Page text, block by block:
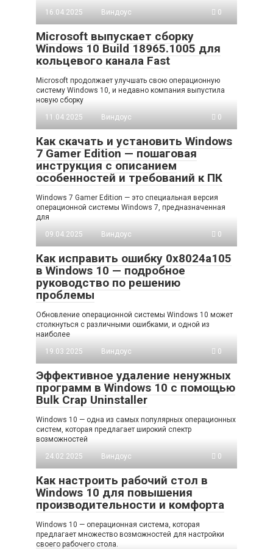
16.04.2025
Виндоус 0
Microsoft выпускает сборку
Windows 10 Build 18965.1005 для
кольцевого канала Fast
Microsoft продолжает улучшать свою операционную
систему Windows 10, и недавно компания выпустила
новую сборку
11.04.2025
Виндоус 0
Как скачать и установить Windows
7 Gamer Edition — пошаговая
инструкция с описанием
особенностей и требований к ПК
Windows 7 Gamer Edition — это специальная версия
операционной системы Windows 7, предназначенная
для
09.04.2025
Виндоус 0
Как исправить ошибку 0x8024a105
в Windows 10 — подробное
руководство по решению
проблемы
Обновление операционной системы Windows 10 может
столкнуться с различными ошибками, и одной из
наиболее
19.03.2025
Виндоус 0
Эффективное удаление ненужных
программ в Windows 10 с помощью
Bulk Crap Uninstaller
Windows 10 — одна из самых популярных операционных
систем, которая предлагает широкий спектр
возможностей
24.02.2025
Виндоус 0
Как настроить рабочий стол в
Windows 10 для повышения
производительности и комфорта
Windows 10 — операционная система, которая
предлагает множество возможностей для настройки
своего рабочего стола.